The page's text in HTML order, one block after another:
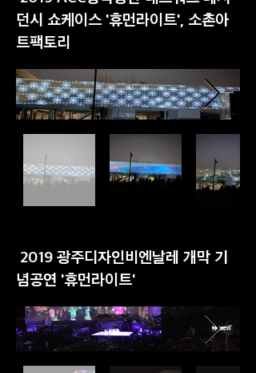
던시 쇼케이스 '휴먼라이트', 소촌아
트팩토리
2019 광주디자인비엔날레 개막 기
념공연 '휴먼라이트'